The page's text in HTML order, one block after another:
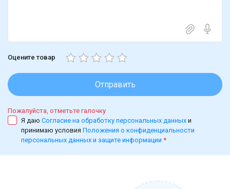
Оцените товар
Отправить
Пожалуйста, отметьте галочку
Я даю Согласие на обработку персональных данных и
принимаю условия Положения о конфиденциальности
персональных данных и защите информации *